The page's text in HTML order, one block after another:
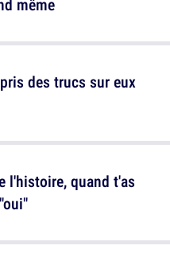
même
l'histoire, quand t'as
des trucs sur eux